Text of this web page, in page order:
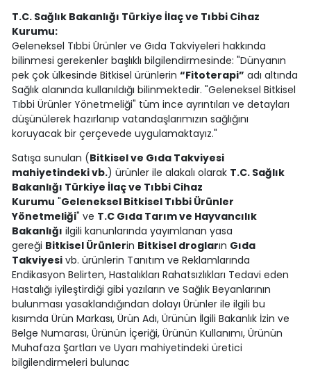
T.C. Sağlık Bakanlığı Türkiye İlaç ve Tıbbi Cihaz
Kurumu:
Geleneksel Tıbbi Ürünler ve Gıda Takviyeleri hakkında
bilinmesi gerekenler başlıklı bilgilendirmesinde: "Dünyanın
pek çok ülkesinde Bitkisel ürünlerin “Fitoterapi” adı altında
Sağlık alanında kullanıldığı bilinmektedir. "Geleneksel Bitkisel
Tıbbi Ürünler Yönetmeliği" tüm ince ayrıntıları ve detayları
düşünülerek hazırlanıp vatandaşlarımızın sağlığını
koruyacak bir çerçevede uygulamaktayız."
Satışa sunulan (Bitkisel ve Gıda Takviyesi
mahiyetindeki vb.) ürünler ile alakalı olarak T.C. Sağlık
Bakanlığı Türkiye İlaç ve Tıbbi Cihaz
Kurumu "Geleneksel Bitkisel Tıbbi Ürünler
Yönetmeliği" ve T.C Gıda Tarım ve Hayvancılık
Bakanlığı ilgili kanunlarında yayımlanan yasa
gereği Bitkisel Ürünlerin Bitkisel drogların Gıda
Takviyesivb. ürünlerin Tanıtım ve Reklamlarında
Endikasyon Belirten, Hastalıkları Rahatsızlıkları Tedavi eden
Hastalığı iyileştirdiği gibi yazıların ve Sağlık Beyanlarının
bulunması yasaklandığından dolayı Ürünler ile ilgili bu
kısımda Ürün Markası, Ürün Adı, Ürünün İlgili Bakanlık İzin ve
Belge Numarası, Ürünün İçeriği, Ürünün Kullanımı, Ürünün
Muhafaza Şartları ve Uyarı mahiyetindeki üretici
bilgilendirmeleri bulunac